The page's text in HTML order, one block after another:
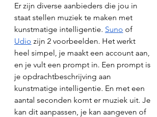
Er zijn diverse aanbieders die jou in
staat stellen muziek te maken met
kunstmatige intelligentie. Suno of
Udio zijn 2 voorbeelden. Het werkt
heel simpel, je maakt een account aan,
en je vult een prompt in. Een prompt is
je opdrachtbeschrijving aan
kunstmatige intelligentie. En met een
aantal seconden komt er muziek uit. Je
kan dit aanpassen, je kan aangeven of